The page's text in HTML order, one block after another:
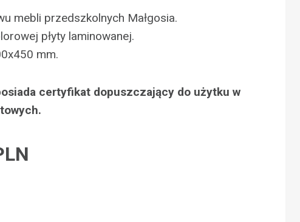
mebli przedszkolnych Małgosia.
płyty laminowanej.
mm.
certyfikat dopuszczający do użytku w